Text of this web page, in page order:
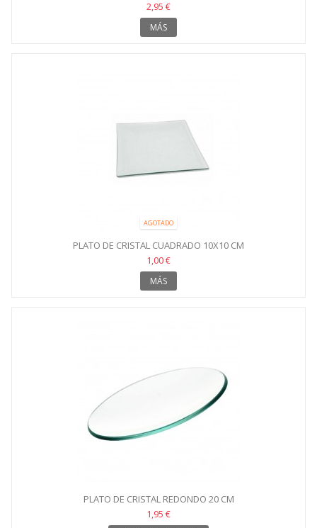
2,95 €
MÁS
AGOTADO
PLATO DE CRISTAL CUADRADO 10X10 CM
1,00 €
MÁS
PLATO DE CRISTAL REDONDO 20 CM
1,95 €